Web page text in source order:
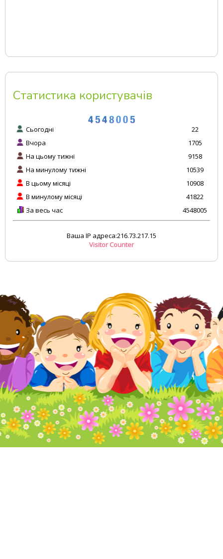
Статистика користувачів
Сьогодні
Вчора
На цьому тижні
На минулому тижні
В цьому місяці
В минулому місяці
За весь час
22
1705
9158
10539
10908
41822
4548005
Ваша IP адреса:216.73.217.15
Visitor Counter